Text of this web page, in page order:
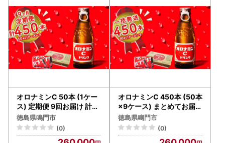
オロナミンC 50本 (1ケー
ス) 定期便 9回お届け 計45
0本 【大塚グループ発祥
の地】オロナミンC 炭酸
飲料
徳島県鳴門市
(0)
オロナミンC 450本 (50本
×9ケース) まとめてお届け
【大塚グループ発祥の地
】オロナミンC 炭酸飲料
徳島県鳴門市
(0)